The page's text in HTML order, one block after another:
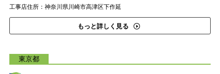
工事店住所：神奈川県川崎市高津区下作延
もっと詳しく見る
東京都